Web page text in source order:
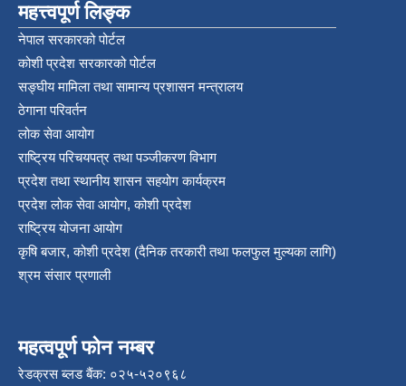
महत्त्वपूर्ण लिङ्क
नेपाल सरकारको पोर्टल
कोशी प्रदेश सरकारको पोर्टल
सङ्‍घीय मामिला तथा सामान्य प्रशासन मन्त्रालय
ठेगाना परिवर्तन
लोक सेवा आयोग
राष्ट्रिय परिचयपत्र तथा पञ्‍जीकरण विभाग
प्रदेश तथा स्थानीय शासन सहयोग कार्यक्रम
प्रदेश लोक सेवा आयोग, कोशी प्रदेश
राष्ट्रिय योजना आयोग
कृषि बजार, कोशी प्रदेश (दैनिक तरकारी तथा फलफुल मुल्यका लागि)
श्रम संसार प्रणाली
महत्वपूर्ण फोन नम्बर
रेडक्रस ब्लड बैंक: ०२५-५२०९६८